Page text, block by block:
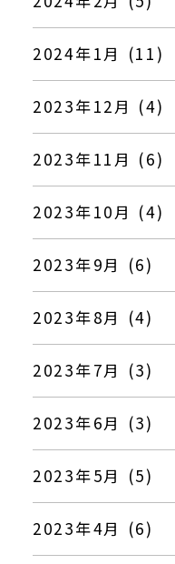
2024年1月 (11)
2023年12月 (4)
2023年11月 (6)
2023年10月 (4)
2023年9月 (6)
2023年8月 (4)
2023年7月 (3)
2023年6月 (3)
2023年5月 (5)
2023年4月 (6)